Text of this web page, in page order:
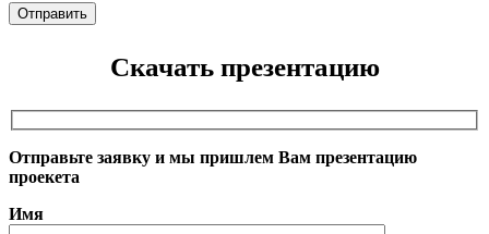
Скачать презентацию
Отправьте заявку и мы пришлем Вам презентацию
проекета
Имя